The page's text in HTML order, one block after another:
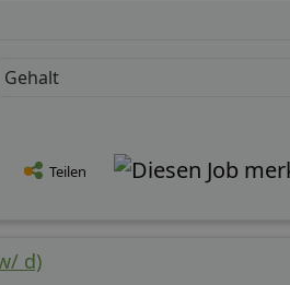
Gehalt
Teilen
d)